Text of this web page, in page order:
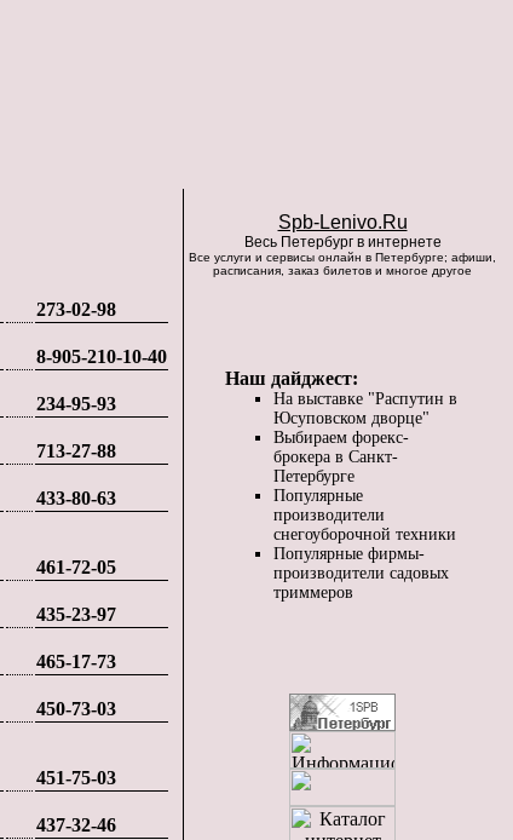
273-02-98
8-905-210-10-40
234-95-93
713-27-88
433-80-63
461-72-05
435-23-97
465-17-73
450-73-03
451-75-03
437-32-46
Spb-Lenivo.Ru
Весь Петербург в интернете
Все услуги и сервисы онлайн в Петербурге; афиши,
расписания, заказ билетов и многое другое
Наш дайджест:
На выставке "Распутин в
Юсуповском дворце"
Выбираем форекс-
брокера в Санкт-
Петербурге
Популярные
производители
снегоуборочной техники
Популярные фирмы-
производители садовых
триммеров